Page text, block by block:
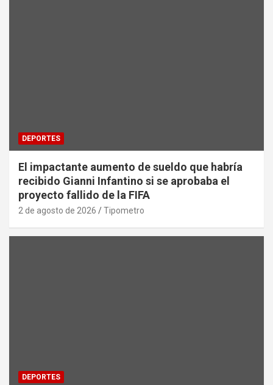
DEPORTES
El impactante aumento de sueldo que habría
recibido Gianni Infantino si se aprobaba el
proyecto fallido de la FIFA
2 de agosto de 2026 Tipometro
DEPORTES